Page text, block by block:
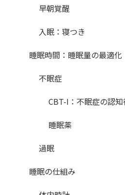
早朝覚醒
入眠：寝つき
睡眠時間：睡眠量の最適化
不眠症
CBT-I：不眠症の認
睡眠薬
過眠
睡眠の仕組み